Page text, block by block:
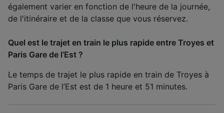
également varier en fonction de l'heure de la journée,
de l'itinéraire et de la classe que vous réservez.
Quel est le trajet en train le plus rapide entre Troyes et
Paris Gare de l’Est ?
Le temps de trajet le plus rapide en train de Troyes à
Paris Gare de l’Est est de 1 heure et 51 minutes.